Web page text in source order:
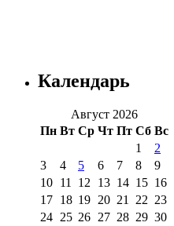
Календарь
Август 2026
Пн Вт Ср Чт Пт Сб Вс
1
2
3
4 5 6 7 8
9
10 11 12 13 14 15 16
17 18 19 20 21 22 23
24 25 26 27 28 29 30